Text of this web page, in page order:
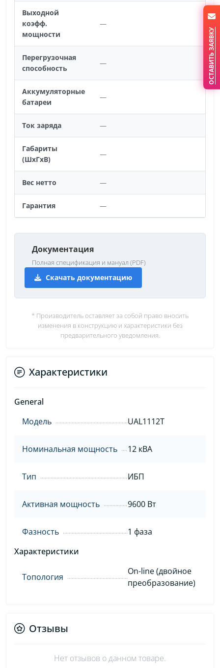
Выходной
коэфф.
мощности
—
Перегрузочная
способность
—
Аккумуляторные
батареи
—
Ток заряда —
Габариты
(ШхГхВ)
—
Вес нетто —
Гарантия —
Документация
Полная спецификация и мануал (PDF)
Скачать документацию
* Производитель оставляет за собой право вносить
изменения в конструкцию и характеристики без
предварительного уведомления.
Характеристики
General
Модель
UAL1112T
Номинальная мощность 12 кВА
Тип ИБП
Активная мощность 9600 Вт
Фазность
1 фаза
Характеристики
Топология
On-line (двойное
преобразование)
Отзывы
Нет отзывов о данном товаре.
ОСТАВИТЬ ЗАЯВКУ